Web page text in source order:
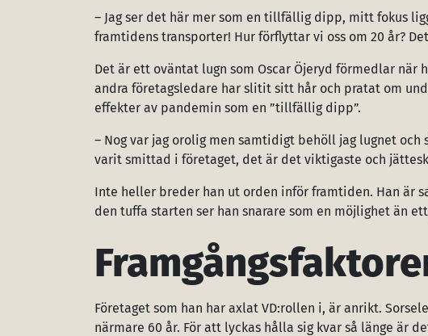
­– Jag ser det här mer som en tillfällig dipp, mitt fokus
framtidens transporter! Hur förflyttar vi oss om 20 år?
Det är ett oväntat lugn som Oscar Öjeryd förmedlar när
andra företagsledare har slitit sitt hår och pratat om
effekter av pandemin som en ”tillfällig dipp”.
– Nog var jag orolig men samtidigt behöll jag lugnet
varit smittad i företaget, det är det viktigaste och
Inte heller breder han ut orden inför framtiden. Han är
den tuffa starten ser han snarare som en möjlighet än
Företaget som han har axlat VD:rollen i, är anrikt.
närmare 60 år. För att lyckas hålla sig kvar så länge är